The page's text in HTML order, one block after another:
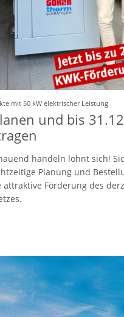
mit 50 kW elektrischer Leistung
und bis
handeln lohnt sich!
Planung und
attraktive Förderung des